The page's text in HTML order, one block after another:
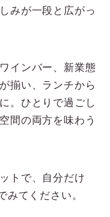
みが一段と広がっ
インバー、新業態
揃い、ランチから
。ひとりで過ごし
間の両方を味わう
トで、自分だけ
てください。